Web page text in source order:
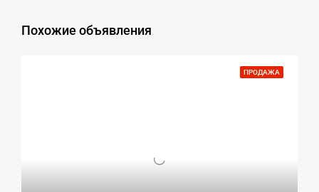
Похожие объявления
ПРОДАЖА